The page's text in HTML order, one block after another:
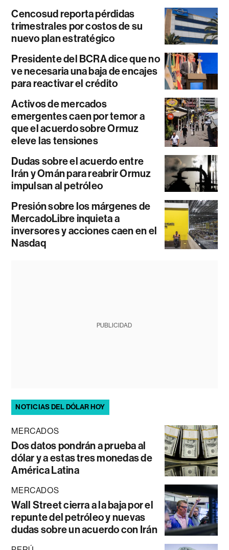
Cencosud reporta pérdidas
trimestrales por costos de su
nuevo plan estratégico
Presidente del BCRA dice que no
ve necesaria una baja de encajes
para reactivar el crédito
Activos de mercados
emergentes caen por temor a
que el acuerdo sobre Ormuz
eleve las tensiones
Dudas sobre el acuerdo entre
Irán y Omán para reabrir Ormuz
impulsan al petróleo
Presión sobre los márgenes de
MercadoLibre inquieta a
inversores y acciones caen en el
Nasdaq
PUBLICIDAD
NOTICIAS DEL DÓLAR HOY
MERCADOS
Dos datos pondrán a prueba al
dólar y a estas tres monedas de
América Latina
MERCADOS
Wall Street cierra a la baja por el
repunte del petróleo y nuevas
dudas sobre un acuerdo con Irán